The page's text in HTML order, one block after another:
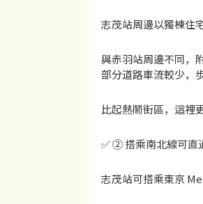
志茂站周邊以獨棟住
與赤羽站周邊不同，
部分道路車流較少，
比起熱鬧街區，這裡
✅ ② 搭乘南北線可直
志茂站可搭乘東京